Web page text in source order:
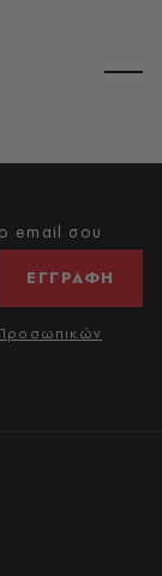
email σου
ΕΓΓΡΑΦΗ
Προσωπικών